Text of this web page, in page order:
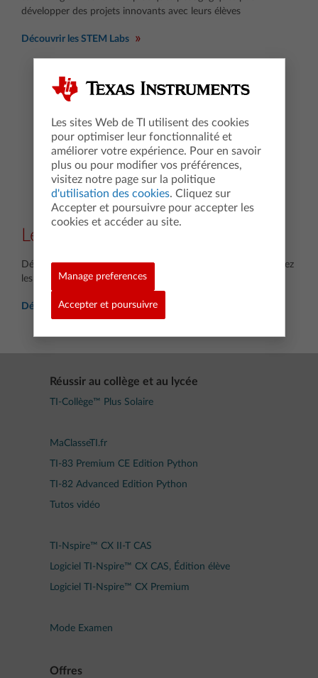
développer des projets innovants avec leurs élèves
Découvrir les STEM Labs
Le réseau T³
Découvrez les enseignants membres du réseau T
et contactez
les pour échanger avec eux sur vos pratiques pédagogiques
Découvrir les formateurs T³
Réussir au collège et au lycée
TI-Collège™ Plus Solaire
MaClasseTI.fr
TI-83 Premium CE Edition Python
TI-82 Advanced Edition Python
Tutos vidéo
TI-Nspire™ CX II-T CAS
Logiciel TI-Nspire™ CX CAS, Édition élève
Logiciel TI-Nspire™ CX Premium
Mode Examen
Offres
Les sites Web de TI utilisent des cookies
pour optimiser leur fonctionnalité et
améliorer votre expérience. Pour en savoir
plus ou pour modifier vos préférences,
visitez notre page sur la politique
d'utilisation des cookies. Cliquez sur
Accepter et poursuivre pour accepter les
cookies et accéder au site.
Manage preferences
Accepter et poursuivre